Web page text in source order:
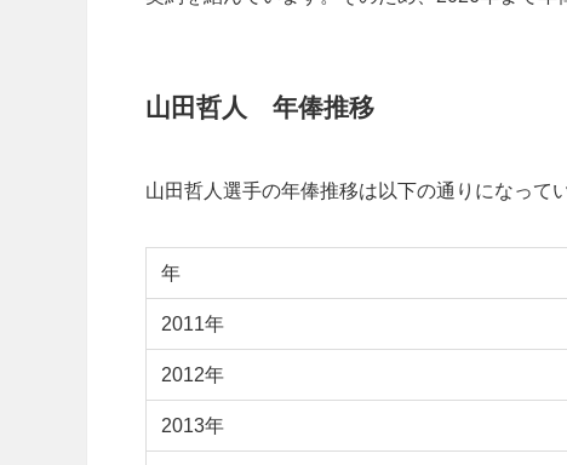
山田哲人 年俸推移
山田哲人選手の年俸推移は以下の通りになって
年
2011年
2012年
2013年